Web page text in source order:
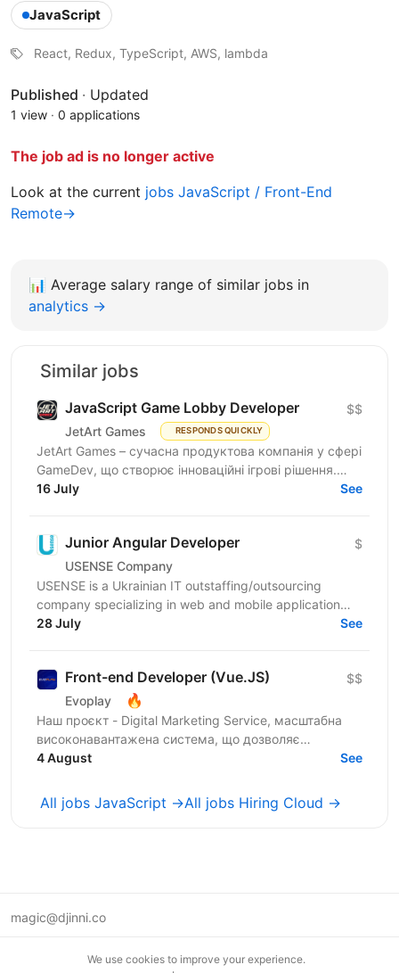
JavaScript
React, Redux, TypeScript, AWS, lambda
Published · Updated
1 view · 0 applications
The job ad is no longer active
Look at the current jobs JavaScript / Front-End
Remote→
📊 Average salary range of similar jobs in
analytics →
Similar jobs
JavaScript Game Lobby Developer
JetArt Games RESPONDS QUICKLY
$$
JetArt Games – сучасна продуктова компанія у сфері
GameDev, що створює інноваційні ігрові рішення.
Шукаємо JavaScript Developer, якому затісно в
16 July See
Junior Angular Developer
USENSE Company
$
USENSE is a Ukrainian IT outstaffing/outsourcing
company specializing in web and mobile application
development for clients across Europe and the USA.
28 July See
Front-end Developer (Vue.JS)
Evoplay 🔥
$$
Наш проєкт - Digital Marketing Service, масштабна
високонавантажена система, що дозволяє
створювати партнерські програми для компаній та
4 August See
All jobs JavaScript →All jobs Hiring Cloud →
magic@djinni.co
We use cookies to improve your experience.